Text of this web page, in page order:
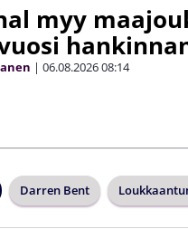
myy
| 06.08.202608:14
Darren Bent